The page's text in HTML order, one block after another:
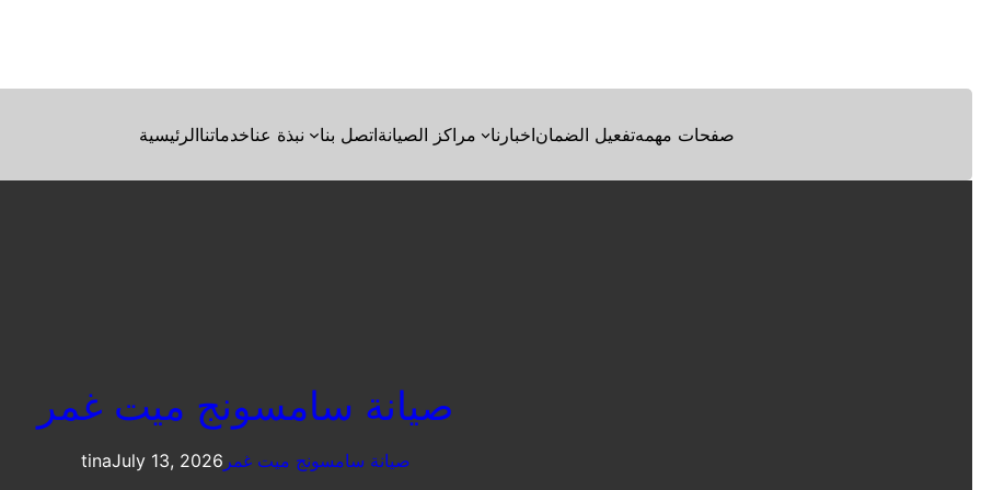
الرئيسيةخدماتنانبذة عنا اتصل بنامراكز الصيانة اخبارناتفعيل الضمانصفحات مهمه
صيانة سامسونج ميت غمر
tinaJuly 13, 2026 صيانة سامسونج ميت غمر